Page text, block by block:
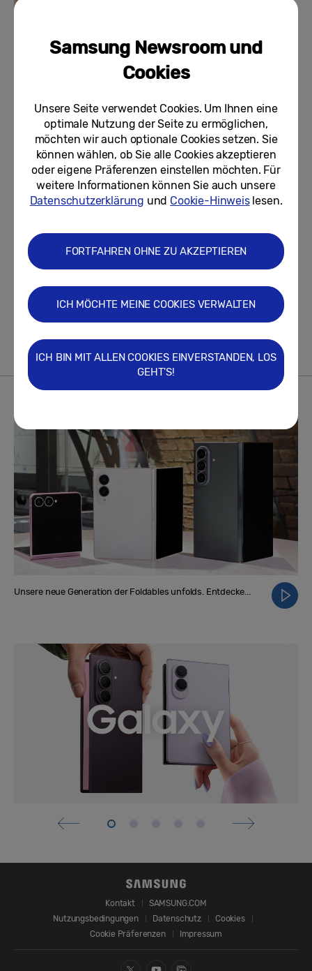
Letzte Chance: Heute noch neues
Foldable der Galaxy Z-Serie
sichern und von exklusiven...
06.08.2026
The Fold Inn: Wie Samsung die
neue Galaxy Z-Serie in einem
Londoner Pub inszenierte
05.08.2026
das LAN-Party-Feeling mit der
Gaming Night ins Jahr 2026
Neueste Beiträge anzeigen
Unsere neue Generation der Foldables unfolds. Entdecke...
Kontakt
SAMSUNG.COM
Nutzungsbedingungen
Datenschutz
Cookies
Cookie Präferenzen
Impressum
Samsung Newsroom und
Cookies
Unsere Seite verwendet Cookies. Um Ihnen eine
optimale Nutzung der Seite zu ermöglichen,
möchten wir auch optionale Cookies setzen. Sie
können wählen, ob Sie alle Cookies akzeptieren
oder eigene Präferenzen einstellen möchten. Für
weitere Informationen können Sie auch unsere
Datenschutzerklärung und Cookie-Hinweislesen.
FORTFAHREN OHNE ZU AKZEPTIEREN
ICH MÖCHTE MEINE COOKIES VERWALTEN
ICH BIN MIT ALLEN COOKIES EINVERSTANDEN, LOS
GEHT'S!